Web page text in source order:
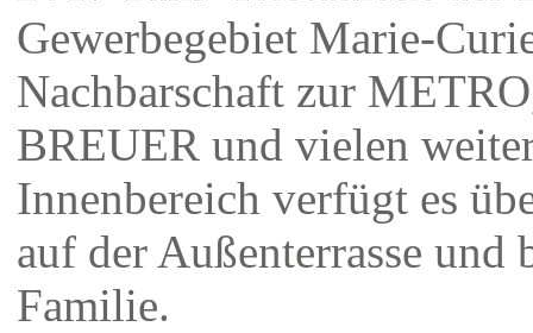
Gewerbegebiet Marie-
Nachbarschaft zur
BREUER und vielen
Innenbereich verfügt es
auf der Außenterrasse
Familie.